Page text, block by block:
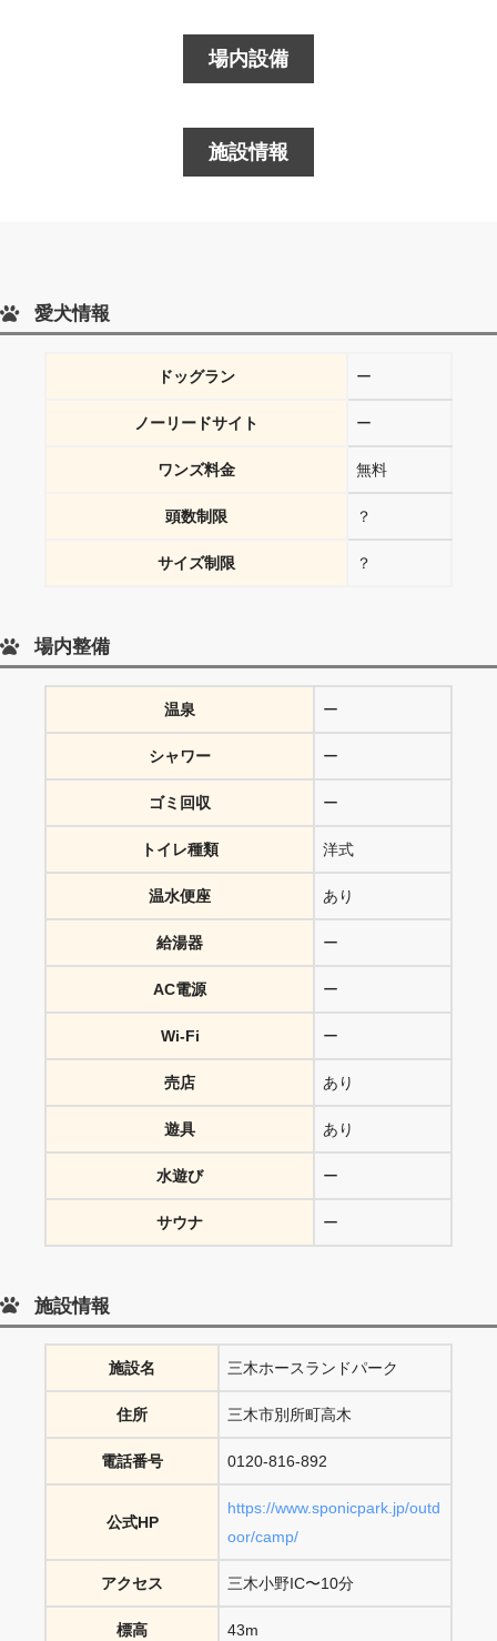
場内設備
施設情報
愛犬情報
ドッグラン ー
ノーリードサイト ー
ワンズ料金 無料
頭数制限 ？
サイズ制限 ？
場内整備
温泉 ー
シャワー ー
ゴミ回収 ー
トイレ種類 洋式
温水便座 あり
給湯器 ー
AC電源 ー
Wi-Fi ー
売店 あり
遊具 あり
水遊び ー
サウナ ー
施設情報
施設名 三木ホースランドパーク
住所 三木市別所町高木
電話番号 0120-816-892
公式HP
https://www.sponicpark.jp/outd
oor/camp/
アクセス 三木小野IC〜10分
標高 43m